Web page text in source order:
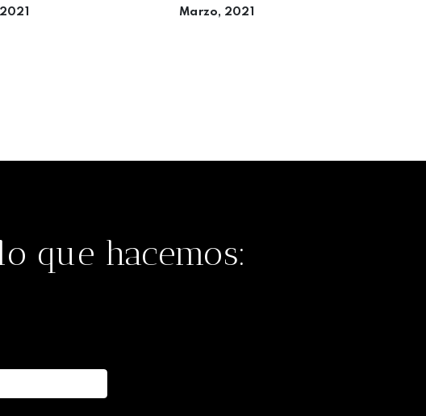
Marzo, 2021
que hacemos: